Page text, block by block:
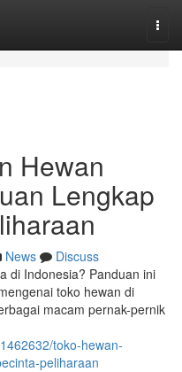
Hewan
Lengkap
News
Discuss
di Indonesia? Panduan ini
toko hewan di
macam pernak-pernik
toko-hewan-
peliharaan